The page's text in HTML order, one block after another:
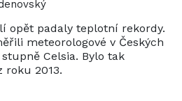
opět padaly teplotní rekordy.
meteorologové v Českých
Celsia. Bylo tak
roku 2013.